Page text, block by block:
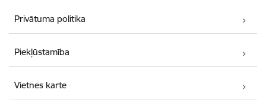
Privātuma politika
Piekļūstamība
Vietnes karte